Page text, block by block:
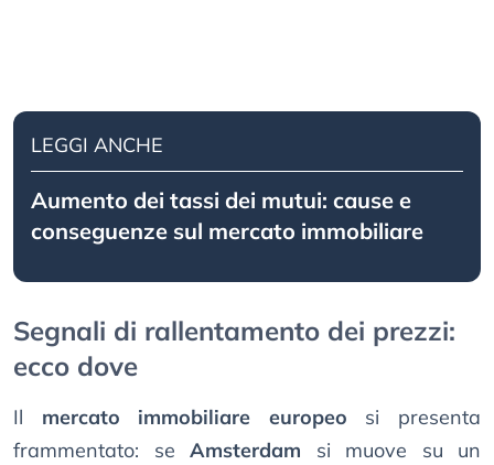
LEGGI ANCHE
Aumento dei tassi dei mutui: cause e
conseguenze sul mercato immobiliare
Segnali di rallentamento dei prezzi:
ecco dove
Il mercato immobiliare europeo si presenta
frammentato: se Amsterdam si muove su un